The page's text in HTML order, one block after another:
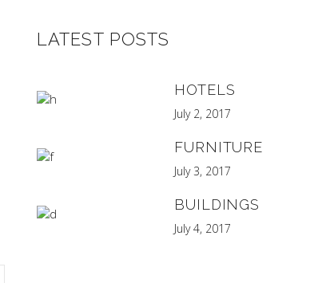
LATEST POSTS
HOTELS
July 2, 2017
FURNITURE
July 3, 2017
BUILDINGS
July 4, 2017